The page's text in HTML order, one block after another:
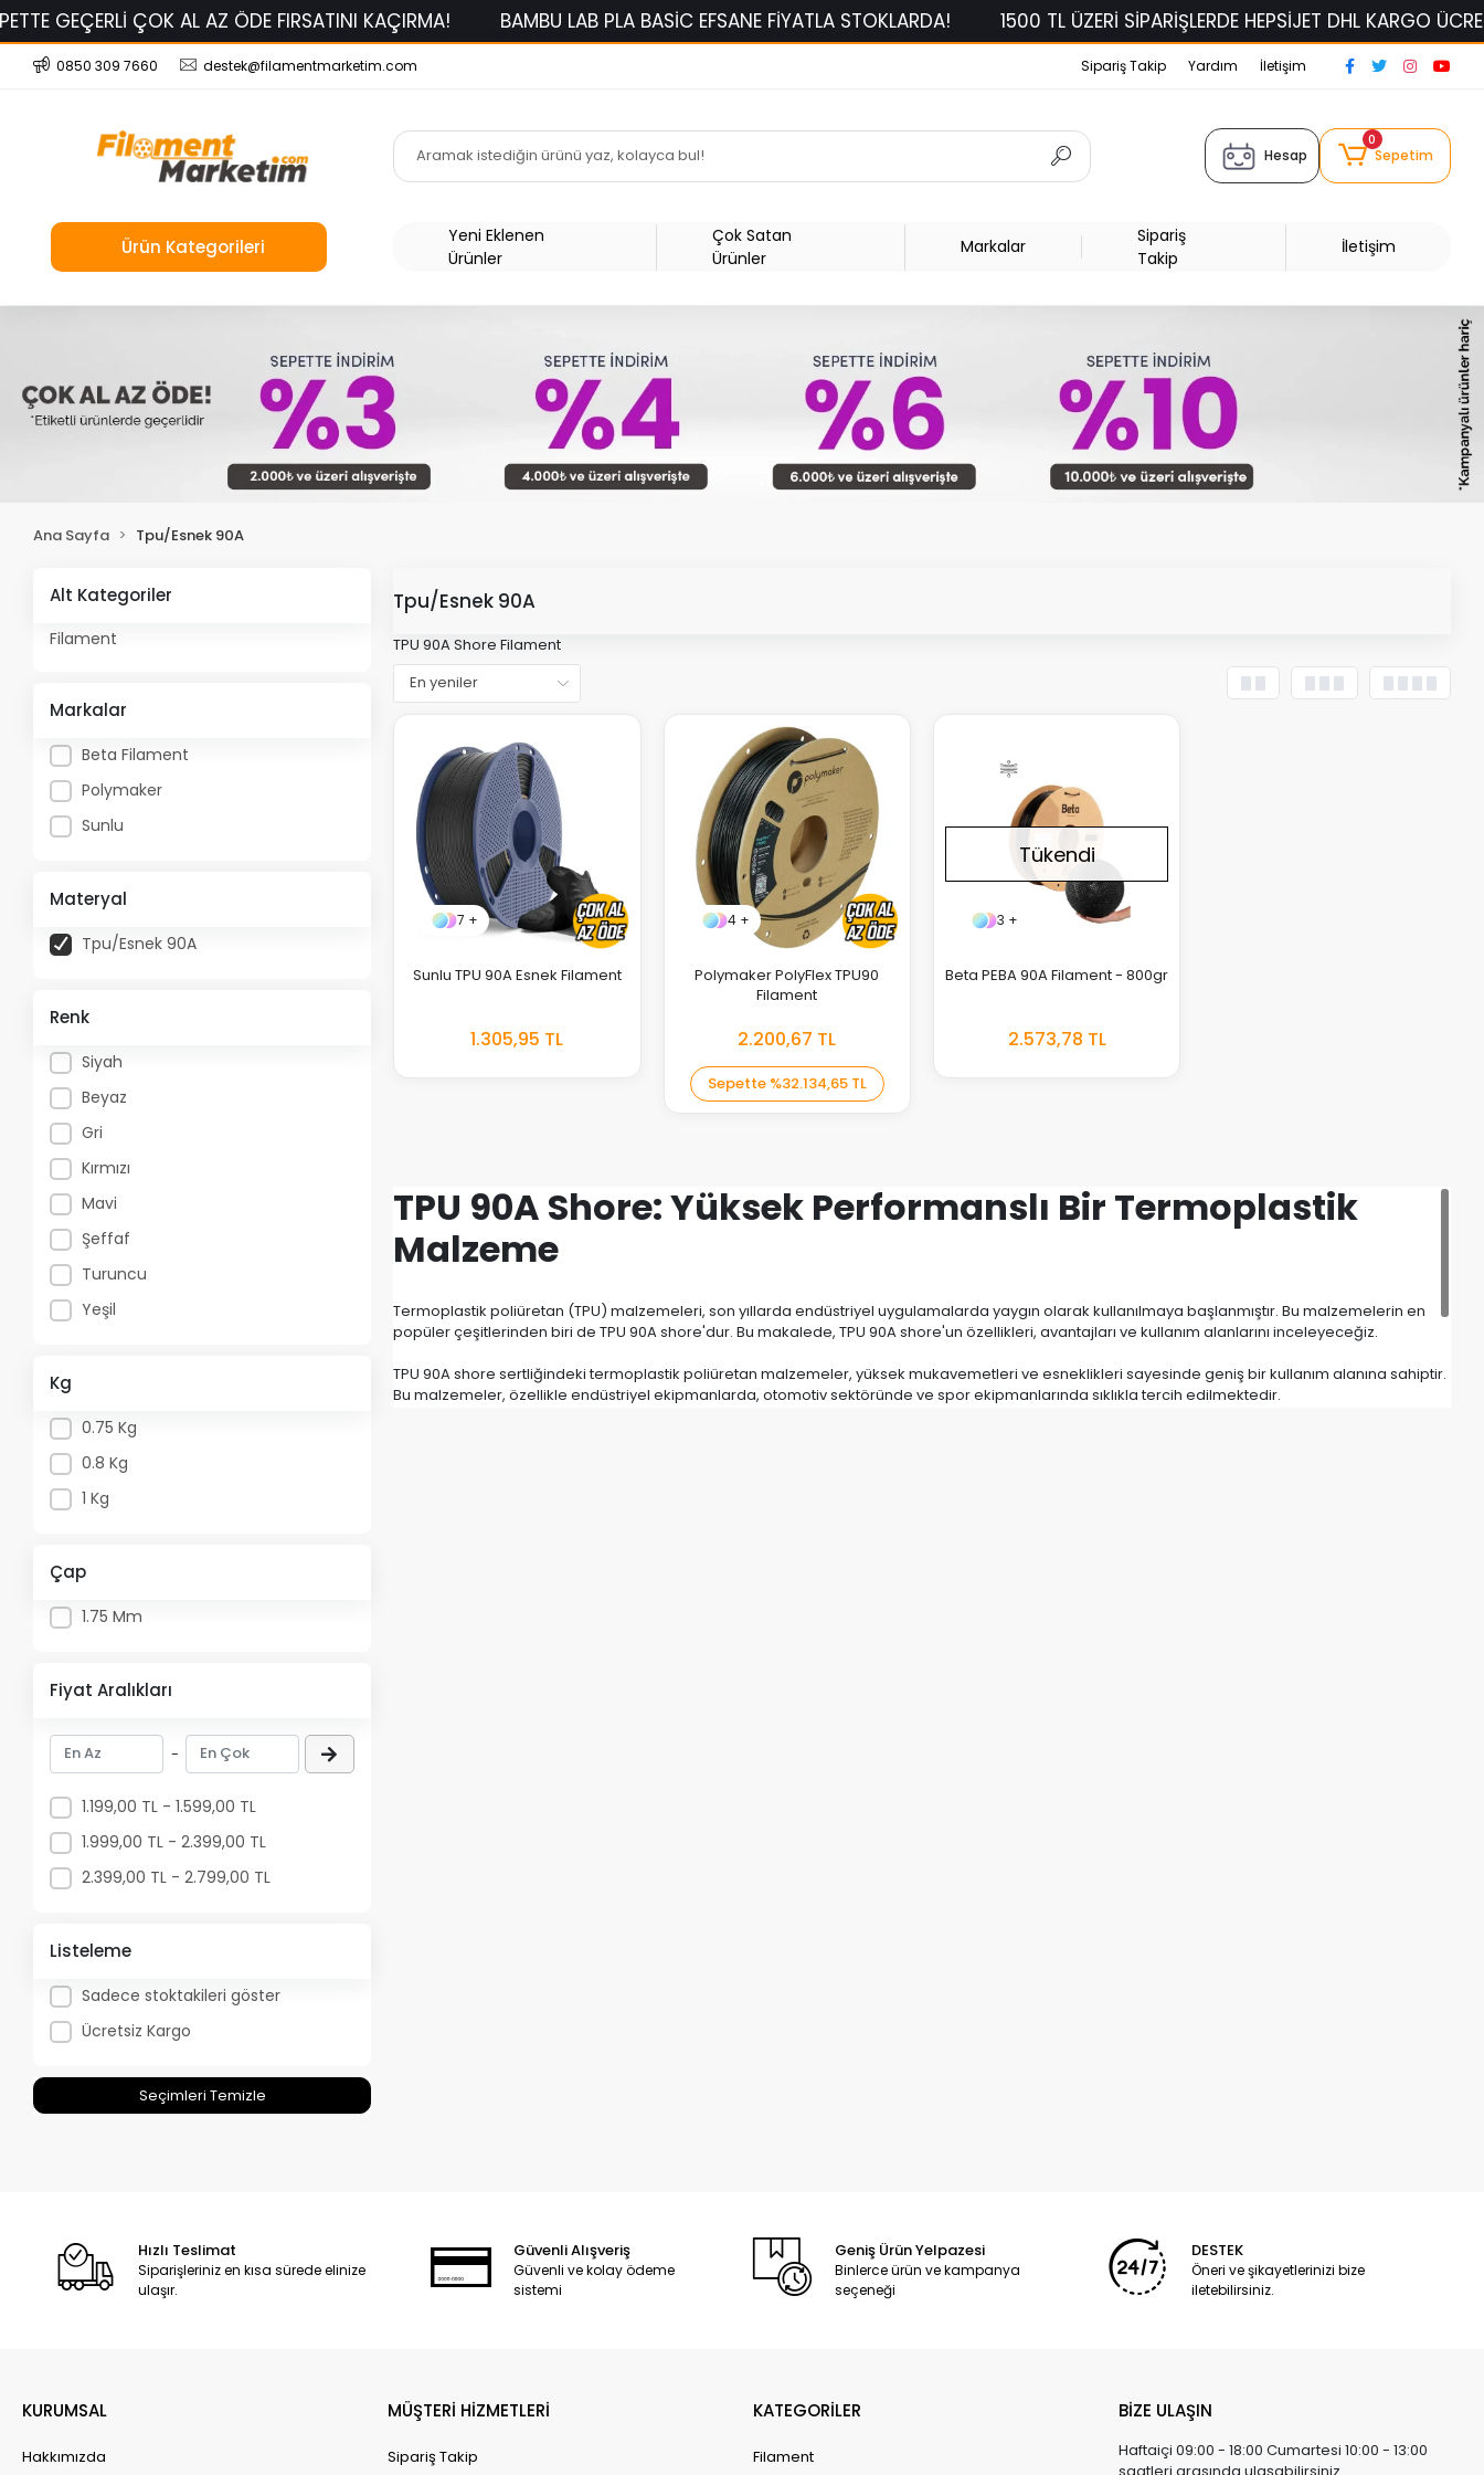
ÇOK AL AZ ÖDE FIRSATINI KAÇIRMA! BAMBU LAB PLA BASİC EFSANE FİYATLA STOKLARDA! 1500 TL ÜZERİ SİPARİŞLERDE HEPSİJET DHL KARGO ÜCRETSİZ!
0850 309 7660 destek@filamentmarketim.com Sipariş Takip Yardım İletişim
Hesap
0
Sepetim
Ürün Kategorileri
Yeni Eklenen
Ürünler
Çok Satan
Ürünler
Markalar
Sipariş
Takip
İletişim
Ana Sayfa Tpu/Esnek 90A
Alt Kategoriler
Filament
Markalar
Beta Filament
Polymaker
Sunlu
Materyal
Tpu/Esnek 90A
Renk
Siyah
Beyaz
Gri
Kırmızı
Mavi
Şeffaf
Turuncu
Yeşil
Kg
0.75 Kg
0.8 Kg
1 Kg
Çap
1.75 Mm
Fiyat Aralıkları
-
1.199,00 TL - 1.599,00 TL
1.999,00 TL - 2.399,00 TL
2.399,00 TL - 2.799,00 TL
Listeleme
Sadece stoktakileri göster
Ücretsiz Kargo
Seçimleri Temizle
Tpu/Esnek 90A
TPU 90A Shore Filament
7 +
Sunlu TPU 90A Esnek Filament
1.305,95 TLEKLE
4 +
Polymaker PolyFlex TPU90
Filament
2.200,67 TL
Sepette %32.134,65 TL
EKLE
3 +
Tükendi
Beta PEBA 90A Filament - 800gr
2.573,78 TLYOK
TPU 90A Shore: Yüksek Performanslı Bir Termoplastik
Malzeme
Termoplastik poliüretan (TPU) malzemeleri, son yıllarda endüstriyel uygulamalarda yaygın olarak kullanılmaya başlanmıştır. Bu malzemelerin en
popüler çeşitlerinden biri de TPU 90A shore'dur. Bu makalede, TPU 90A shore'un özellikleri, avantajları ve kullanım alanlarını inceleyeceğiz.
TPU 90A shore sertliğindeki termoplastik poliüretan malzemeler, yüksek mukavemetleri ve esneklikleri sayesinde geniş bir kullanım alanına sahiptir.
Bu malzemeler, özellikle endüstriyel ekipmanlarda, otomotiv sektöründe ve spor ekipmanlarında sıklıkla tercih edilmektedir.
Hızlı Teslimat
Siparişleriniz en kısa sürede elinize
ulaşır.
Güvenli Alışveriş
Güvenli ve kolay ödeme
sistemi
Geniş Ürün Yelpazesi
Binlerce ürün ve kampanya
seçeneği
DESTEK
Öneri ve şikayetlerinizi bize
iletebilirsiniz.
KURUMSAL
Hakkımızda
MÜŞTERİ HİZMETLERİ
Sipariş Takip
KATEGORİLER
Filament
BİZE ULAŞIN
Haftaiçi 09:00 - 18:00 Cumartesi 10:00 - 13:00
saatleri arasında ulaşabilirsiniz.